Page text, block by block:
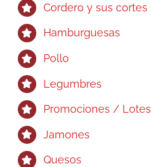
Cordero y sus cortes
Hamburguesas
Pollo
Legumbres
Promociones / Lotes
Jamones
Quesos